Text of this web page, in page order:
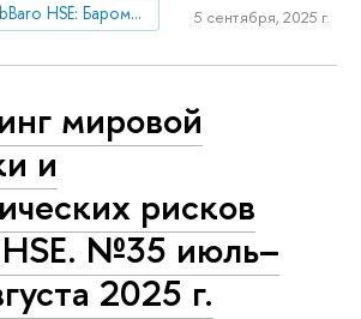
Мониторинг «GlobBaro HSE: Барометр мировой экономики»
5 сентября, 2025 г.
мировой
и
рисков
№35 июль–
2025 г.